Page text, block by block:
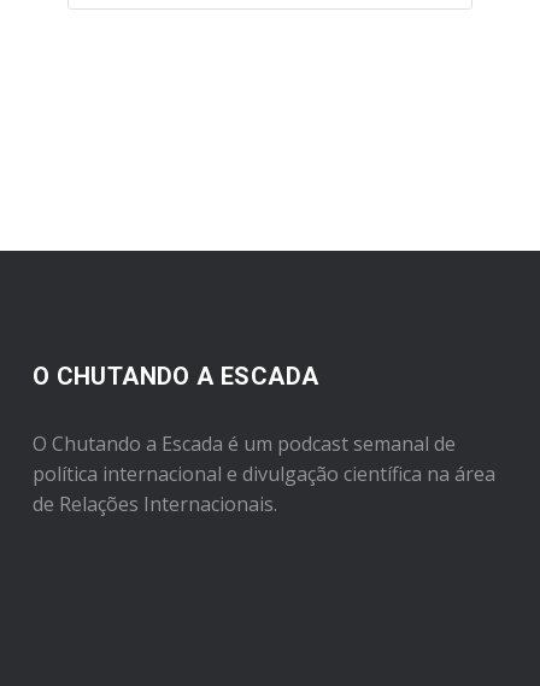
O CHUTANDO A ESCADA
O Chutando a Escada é um podcast semanal de
política internacional e divulgação científica na área
de Relações Internacionais.